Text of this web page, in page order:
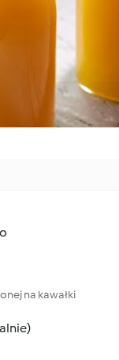
na kawałki